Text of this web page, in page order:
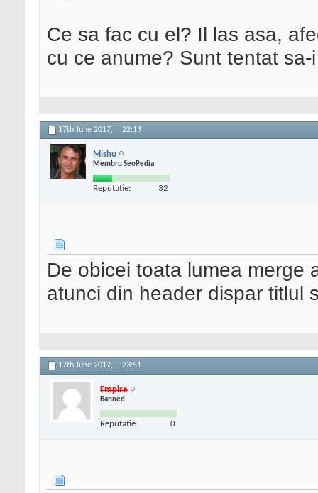
Ce sa fac cu el? Il las asa,
cu ce anume? Sunt tentat
17th June 2017, 22:13
Mishu
Membru SeoPedia
Reputatie: 32
De obicei toata lumea merge
atunci din header dispar titlul
17th June 2017, 23:51
Empire
Banned
Reputatie: 0